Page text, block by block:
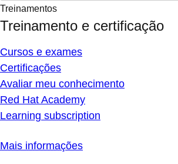
Treinamentos
Treinamento e certificação
Cursos e exames
Certificações
Avaliar meu conhecimento
Red Hat Academy
Learning subscription
Mais informações